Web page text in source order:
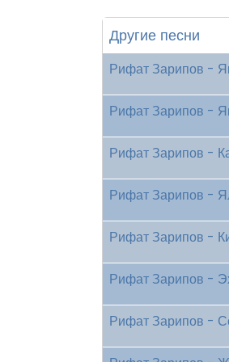
Другие песни
Рифат Зарипов -
Рифат Зарипов -
Рифат Зарипов -
Рифат Зарипов -
Рифат Зарипов -
Рифат Зарипов -
Рифат Зарипов -